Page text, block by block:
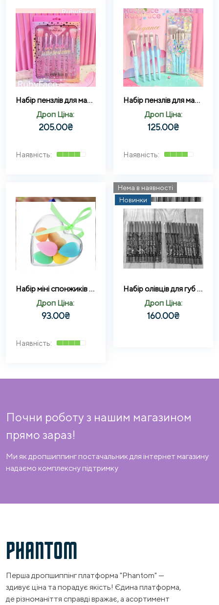
Набір пензлів для макіяжу Ruby Face Self-Care is the best care pink 7 предметів
Дроп Ціна:
205.00₴
Набір пензлів для макіяжу Ruby Face 5 шт.
Дроп Ціна:
125.00₴
Набір міні спонжиків для макіяжу у формі серця (набір 6 шт.)
Дроп Ціна:
93.00₴
Нема в наявності
Новинки
Набір олівців для губ водостійкі Flormar Waterproof lip liner 12шт
Дроп Ціна:
160.00₴
Почни роботу з нашим магазином
прямо зараз!
Ми як дропшиппинг постачальник для інтернет магазину
надаємо комплексну підтримку
PHANTOM
Перша дропшиппінг платформа "Phantom" —
здивує ціна та порадує якість! Єдина платформа,
де різноманіття справді вражає, а асортимент